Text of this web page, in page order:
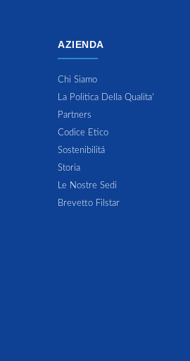
AZIENDA
Chi Siamo
La Politica Della Qualita'
Partners
Codice Etico
Sostenibilitá
Storia
Le Nostre Sedi
Brevetto Filstar